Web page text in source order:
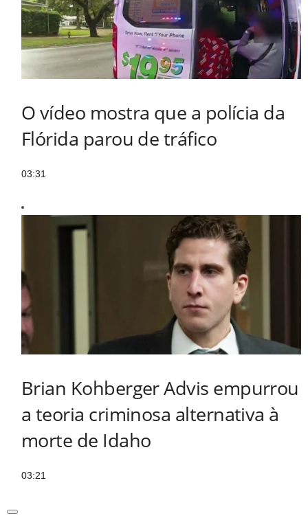
O vídeo mostra que a polícia da
Flórida parou de tráfico
03:31
Brian Kohberger Advis empurrou
a teoria criminosa alternativa à
morte de Idaho
03:21